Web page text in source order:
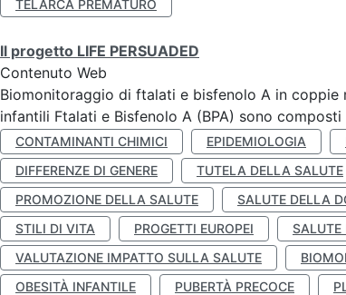
TELARCA PREMATURO
Il progetto LIFE PERSUADED
Contenuto Web
Biomonitoraggio di ftalati e bisfenolo A in
infantili Ftalati e Bisfenolo A (BPA) sono
CONTAMINANTI CHIMICI EPIDEMIOLOGIA
DIFFERENZE DI GENERE
TUTELA DELLA SALUTE
PROMOZIONE DELLA SALUTE
SALUTE DELLA
STILI DI VITA
PROGETTI EUROPEI SALUTE
VALUTAZIONE IMPATTO SULLA SALUTE
OBESITÀ INFANTILE
PUBERTÀ PRECOCE